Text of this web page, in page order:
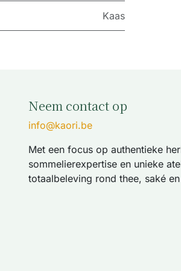
Kaas
Neem contact op
info@kaori.be
Met een focus op authentieke
sommelierexpertise en unieke
totaalbeleving rond thee, saké